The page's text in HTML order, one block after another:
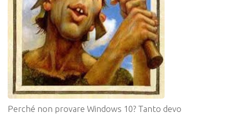
Perché non provare Windows 10? Tanto devo